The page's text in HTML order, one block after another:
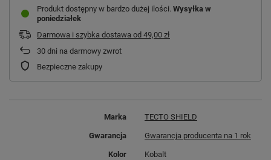
Produkt dostępny w bardzo dużej ilości Wysyłka w
poniedziałek
Darmowa i szybka dostawa od 49,00 zł
30 dni na darmowy zwrot
Bezpieczne zakupy
Marka TECTO SHIELD
Gwarancja Gwarancja producenta na 1 rok
Kolor Kobalt